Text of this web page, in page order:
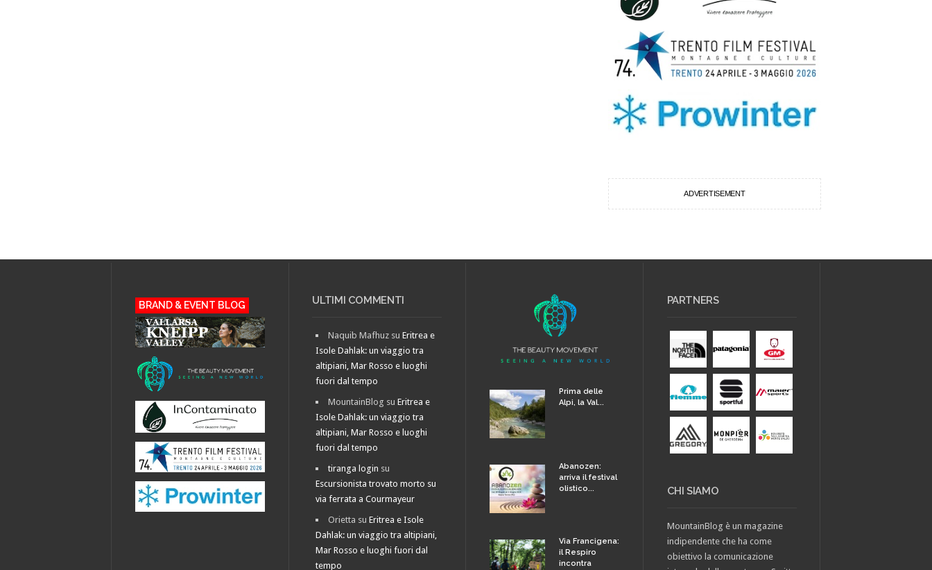
ADVERTISEMENT
BRAND & EVENT BLOG ULTIMI COMMENTI
Naquib Mafhuz suEritrea e
Isole Dahlak: un viaggio tra
altipiani, Mar Rosso e luoghi
fuori dal tempo
MountainBlog suEritrea e
Isole Dahlak: un viaggio tra
altipiani, Mar Rosso e luoghi
fuori dal tempo
tiranga login su
Escursionista trovato morto su
via ferrata a Courmayeur
Orietta suEritrea e Isole
Dahlak: un viaggio tra altipiani,
Mar Rosso e luoghi fuori dal
tempo
Prima delle
Alpi, la Val...
Abanozen:
arriva il festival
olistico...
Via Francigena:
il Respiro
incontra
PARTNERS
CHI SIAMO
MountainBlog è un magazine
indipendente che ha come
obiettivo la comunicazione